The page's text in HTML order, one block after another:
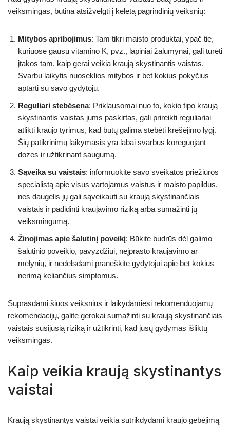
veiksmingas, būtina atsižvelgti į keletą pagrindinių veiksnių:
Mitybos apribojimus: Tam tikri maisto produktai, ypač tie,
kuriuose gausu vitamino K, pvz., lapiniai žalumynai, gali turėti
įtakos tam, kaip gerai veikia kraują skystinantis vaistas.
Svarbu laikytis nuoseklios mitybos ir bet kokius pokyčius
aptarti su savo gydytoju.
Reguliari stebėsena: Priklausomai nuo to, kokio tipo kraują
skystinantis vaistas jums paskirtas, gali prireikti reguliariai
atlikti kraujo tyrimus, kad būtų galima stebėti krešėjimo lygį.
Šių patikrinimų laikymasis yra labai svarbus koreguojant
dozes ir užtikrinant saugumą.
Sąveika su vaistais: informuokite savo sveikatos priežiūros
specialistą apie visus vartojamus vaistus ir maisto papildus,
nes daugelis jų gali sąveikauti su kraują skystinančiais
vaistais ir padidinti kraujavimo riziką arba sumažinti jų
veiksmingumą.
Žinojimas apie šalutinį poveikį: Būkite budrūs dėl galimo
šalutinio poveikio, pavyzdžiui, neįprasto kraujavimo ar
mėlynių, ir nedelsdami praneškite gydytojui apie bet kokius
nerimą keliančius simptomus.
Suprasdami šiuos veiksnius ir laikydamiesi rekomenduojamų
rekomendacijų, galite gerokai sumažinti su kraują skystinančiais
vaistais susijusią riziką ir užtikrinti, kad jūsų gydymas išliktų
veiksmingas.
Kaip veikia kraują skystinantys
vaistai
Kraują skystinantys vaistai veikia sutrikdydami kraujo gebėjimą